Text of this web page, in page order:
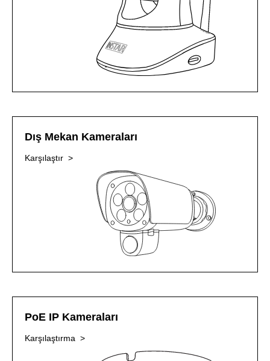
Dış Mekan Kameraları
Karşılaştır >
PoE IP Kameraları
Karşılaştırma >